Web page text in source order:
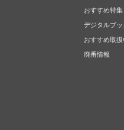
おすすめ特集
デジタルブッ
おすすめ取
廃番情報